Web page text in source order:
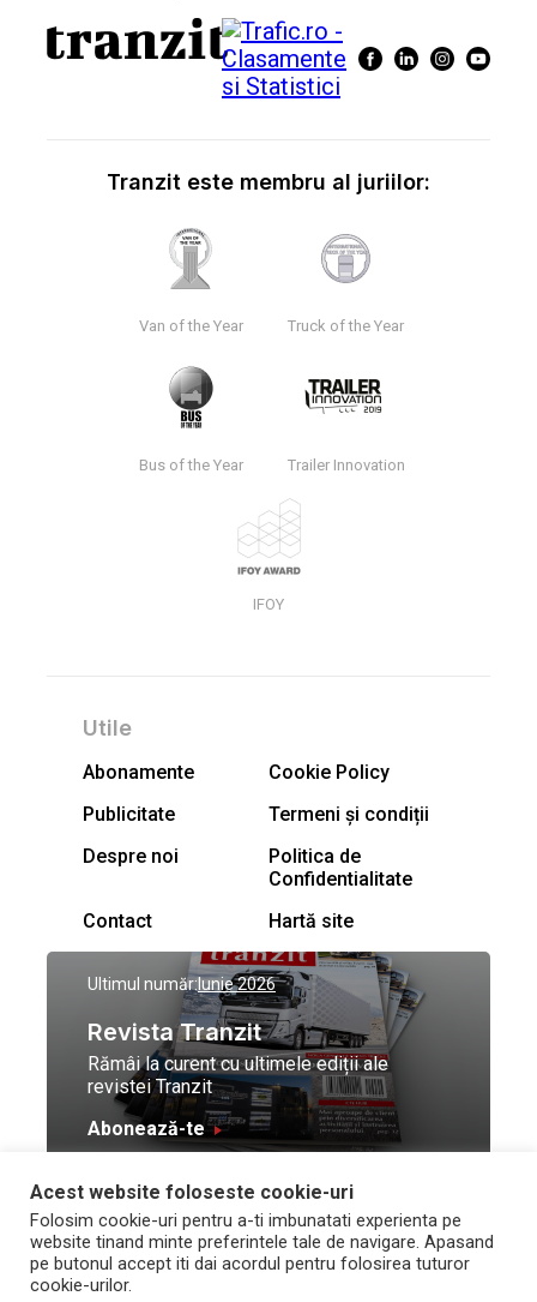
Tranzit este membru al juriilor:
Van of the Year Truck of the Year
Bus of the Year Trailer Innovation
IFOY
Utile
Abonamente
Cookie Policy
Publicitate
Termeni și condiții
Despre noi
Politica de
Confidentialitate
Contact
Hartă site
Ultimul număr:Iunie 2026
Revista Tranzit
Rămâi la curent cu ultimele ediții ale
revistei Tranzit
Abonează-te
© Toate drepturile
rezervate Trafic Media
2026
Design by
and development by Neo
Vision Technologies
Acest website foloseste cookie-uri
Folosim cookie-uri pentru a-ti imbunatati experienta pe
website tinand minte preferintele tale de navigare. Apasand
pe butonul accept iti dai acordul pentru folosirea tuturor
cookie-urilor.